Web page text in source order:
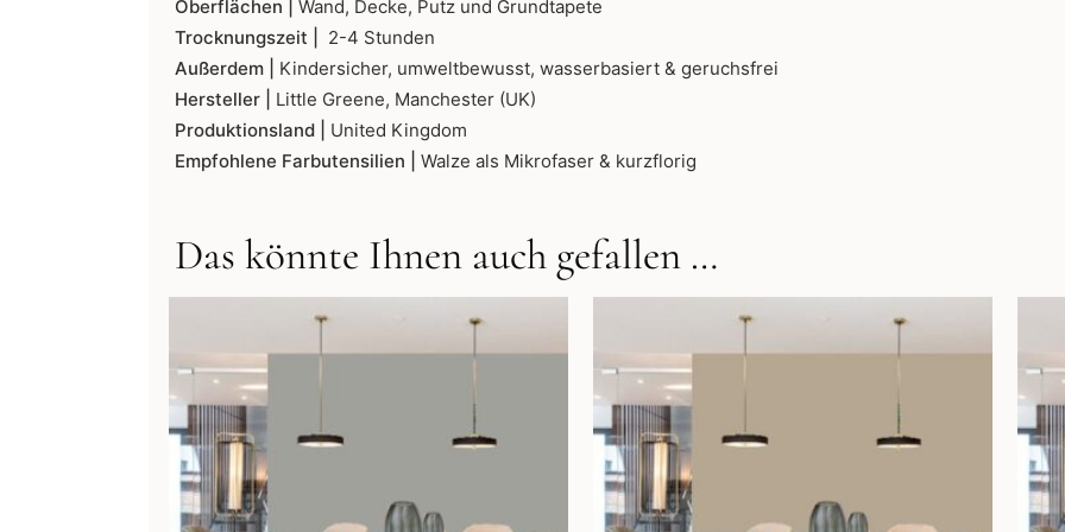
Oberflächen | Wand, Decke, Putz und Grundtapete
Trocknungszeit |
2-4 Stunden
Außerdem | Kindersicher, umweltbewusst, wasserbasiert & geruchsfrei
Hersteller | Little Greene, Manchester (UK)
Produktionsland | United Kingdom
Empfohlene Farbutensilien | Walze als Mikrofaser & kurzflorig
Das könnte Ihnen auch gefallen …
weist
können
weist
können